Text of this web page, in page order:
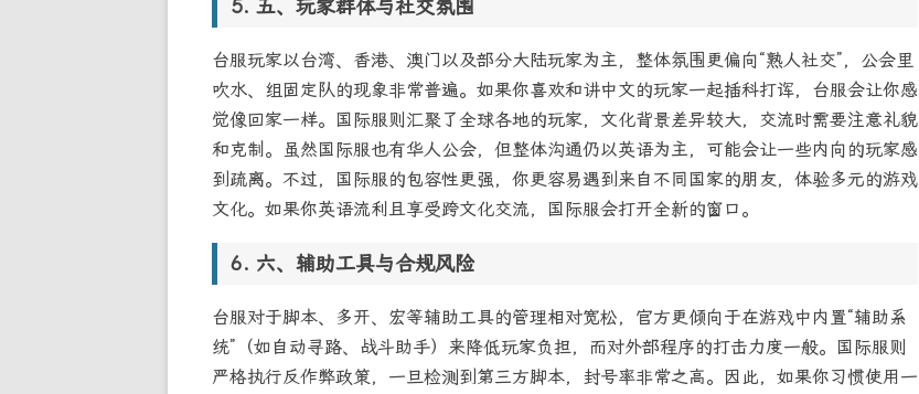
五、玩家群体与社交氛围
台服玩家以台湾、香港、澳门以及部分大陆玩家为主，整体氛围更偏向“熟人社交”，公会里
吹水、组固定队的现象非常普遍。如果你喜欢和讲中文的玩家一起插科打诨，台服会让你感
觉像回家一样。国际服则汇聚了全球各地的玩家，文化背景差异较大，交流时需要注意礼貌
和克制。虽然国际服也有华人公会，但整体沟通仍以英语为主，可能会让一些内向的玩家感
到疏离。不过，国际服的包容性更强，你更容易遇到来自不同国家的朋友，体验多元的游戏
文化。如果你英语流利且享受跨文化交流，国际服会打开全新的窗口。
六、辅助工具与合规风险
台服对于脚本、多开、宏等辅助工具的管理相对宽松，官方更倾向于在游戏中内置“辅助系
统”（如自动寻路、战斗助手）来降低玩家负担，而对外部程序的打击力度一般。国际服则
严格执行反作弊政策，一旦检测到第三方脚本，封号率非常之高。因此，如果你习惯使用一